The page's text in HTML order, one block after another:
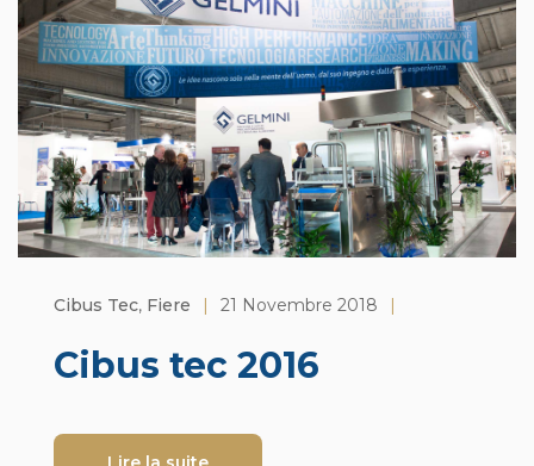
Cibus Tec, Fiere | 21 Novembre 2018 |
Cibus tec 2016